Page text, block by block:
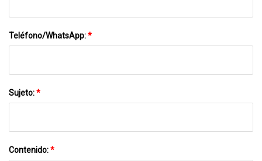
Teléfono/WhatsApp:*
Sujeto:*
Contenido:*